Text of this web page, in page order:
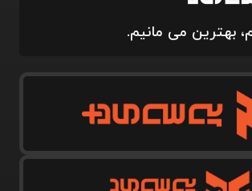
بهترین می مانیم.